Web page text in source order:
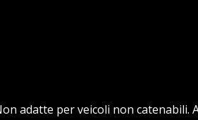
adatte per veicoli non catenabili.